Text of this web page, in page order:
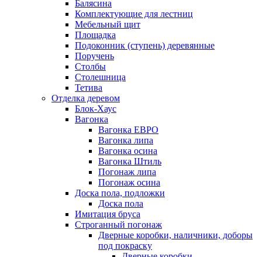
Балясина
Комплектующие для лестниц
Мебельный щит
Площадка
Подоконник (ступень) деревянные
Поручень
Столбы
Столешница
Тетива
Отделка деревом
Блок-Хаус
Вагонка
Вагонка ЕВРО
Вагонка липа
Вагонка осина
Вагонка Штиль
Погонаж липа
Погонаж осина
Доска пола, подложки
Доска пола
Имитация бруса
Строганный погонаж
Дверные коробки, наличники, доборы
под покраску